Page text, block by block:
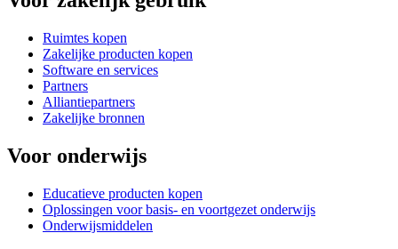
Ruimtes kopen
Zakelijke producten kopen
Software en services
Partners
Alliantiepartners
Zakelijke bronnen
Voor onderwijs
Educatieve producten kopen
Oplossingen voor basis- en voortgezet onderwijs
Onderwijsmiddelen